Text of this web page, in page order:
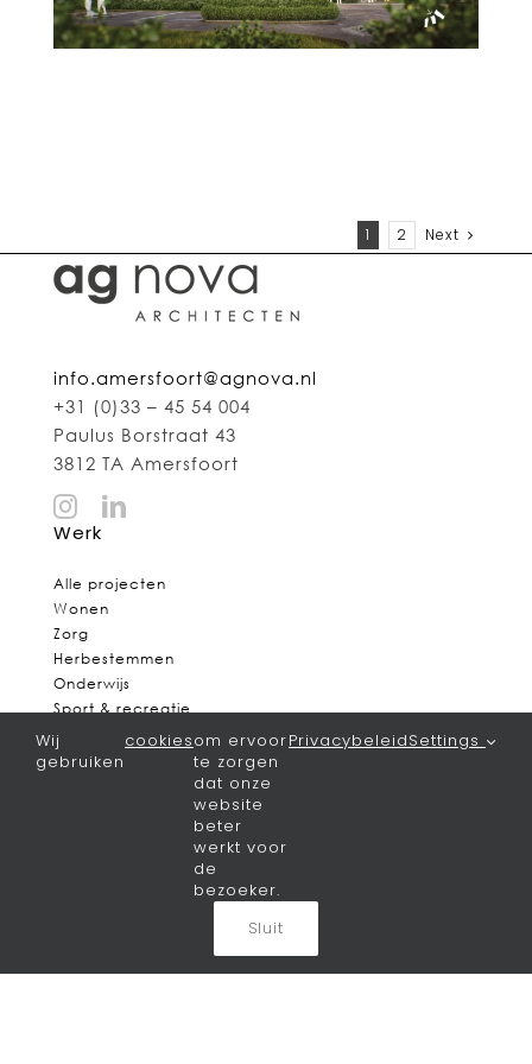
1 2 Next
info.amersfoort@agnova.nl
+31 (0)33 – 45 54 004
Paulus Borstraat 43
3812 TA Amersfoort
Werk
Alle projecten
Wonen
Zorg
Herbestemmen
Onderwijs
Sport & recreatie
Verduurzamen
Het laatste nieuws
Wij
gebruiken
cookiesom ervoor
te zorgen
dat onze
website
beter
werkt voor
de
bezoeker.
PrivacybeleidSettings
Sluit